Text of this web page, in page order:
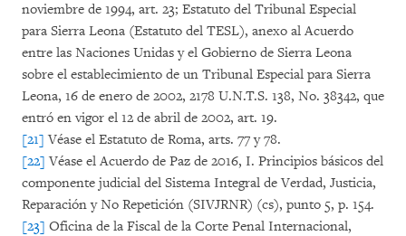
noviembre de 1994, art. 23; Estatuto del Tribunal Especial
para Sierra Leona (Estatuto del TESL), anexo al Acuerdo
entre las Naciones Unidas y el Gobierno de Sierra Leona
sobre el establecimiento de un Tribunal Especial para Sierra
Leona, 16 de enero de 2002, 2178 U.N.T.S. 138, No. 38342, que
entró en vigor el 12 de abril de 2002, art. 19.
[21] Véase el Estatuto de Roma, arts. 77 y 78.
[22] Véase el Acuerdo de Paz de 2016, I. Principios básicos del
componente judicial del Sistema Integral de Verdad, Justicia,
Reparación y No Repetición (SIVJRNR) (cs), punto 5, p. 154.
[23] Oficina de la Fiscal de la Corte Penal Internacional,